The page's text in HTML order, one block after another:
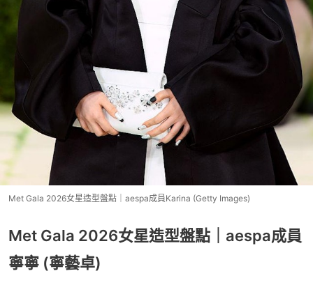
Met Gala 2026女星造型盤點｜aespa成員Karina (Getty Images)
Met Gala 2026女星造型盤點｜aespa成員
寧寧 (寧藝卓)